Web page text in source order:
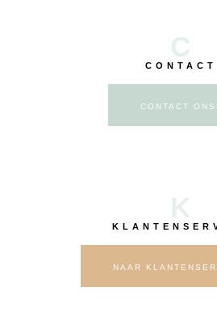
C
CONTACT
CONTACT ONS
K
NAAR